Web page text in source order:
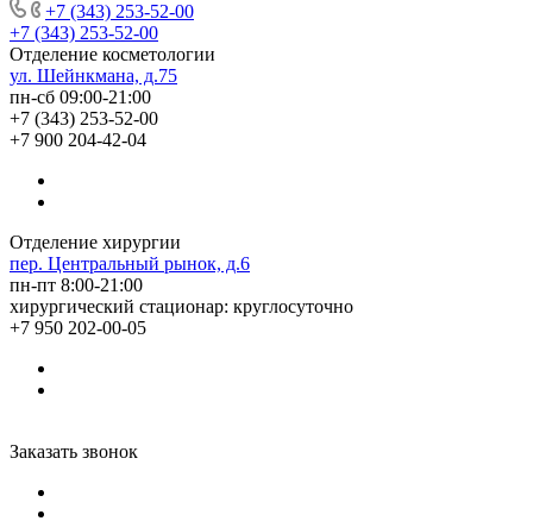
+7 (343) 253-52-00
+7 (343) 253-52-00
Отделение косметологии
ул. Шейнкмана, д.75
пн-сб 09:00-21:00
+7 (343) 253-52-00
+7 900 204-42-04
Отделение хирургии
пер. Центральный рынок, д.6
пн-пт 8:00-21:00
хирургический стационар: круглосуточно
+7 950 202-00-05
Заказать звонок